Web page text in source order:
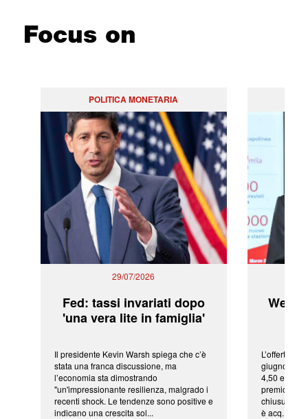
Focus on
POLITICA MONETARIA
29/07/2026
Fed: tassi invariati dopo
'una vera lite in famiglia'
Il presidente Kevin Warsh spiega che c’è
stata una franca discussione, ma
l’economia sta dimostrando
"un'impressionante resilienza, malgrado i
recenti shock. Le tendenze sono positive e
indicano una crescita sol...
L’offerta
giugno da
4,50 euro
premio di
chiusura
è acq...